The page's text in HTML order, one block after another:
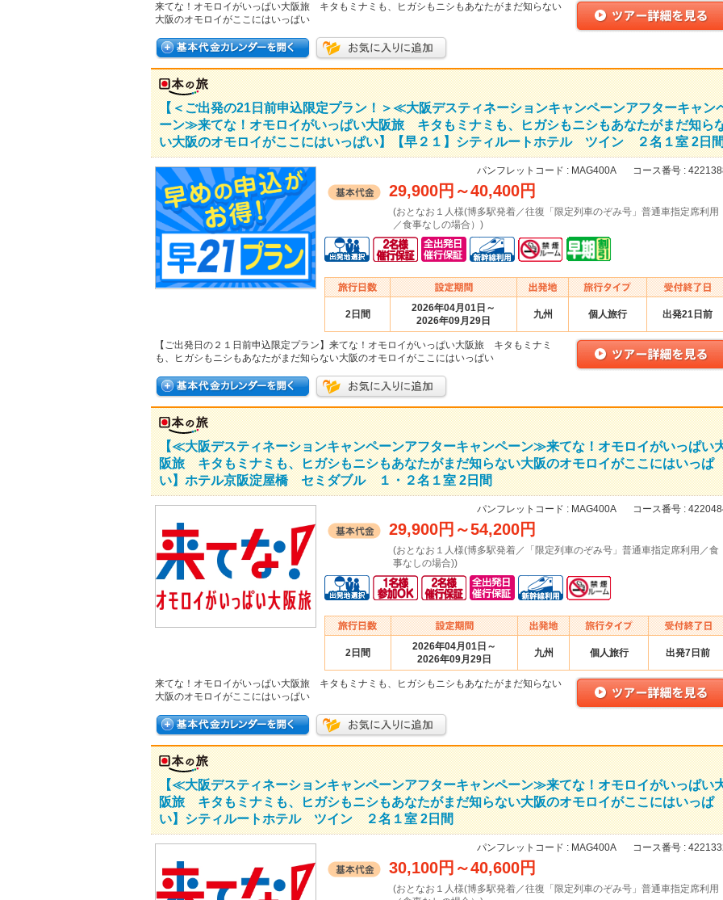
来てな！オモロイがいっぱい大阪旅 キタもミナミも、ヒガシもニシもあなたがまだ知らない
大阪のオモロイがここにはいっぱい
【＜ご出発の21日前申込限定プラン！＞≪大阪デスティネーションキャンペーンアフターキャン
ーン≫来てな！オモロイがいっぱい大阪旅 キタもミナミも、ヒガシもニシもあなたがまだ知ら
い大阪のオモロイがここにはいっぱい】【早２１】シティルートホテル ツイン ２名１室 2日
パンフレットコード : MAG400A コース番号 :
29,900円 ～40,400円
(おとなお１人様(博多駅発着／往復「限定列車のぞみ号」普通車指定席利用
／食事なしの場合）)
2日間
2026年04月01日～
2026年09月29日
九州 個人旅行 出発21日前
【ご出発日の２１日前申込限定プラン】来てな！オモロイがいっぱい大阪旅 キタもミナミ
も、ヒガシもニシもあなたがまだ知らない大阪のオモロイがここにはいっぱい
【≪大阪デスティネーションキャンペーンアフターキャンペーン≫来てな！オモロイがいっぱい
阪旅 キタもミナミも、ヒガシもニシもあなたがまだ知らない大阪のオモロイがここにはいっぱ
い】ホテル京阪淀屋橋 セミダブル １・２名１室 2日間
パンフレットコード : MAG400A コース番号 :
29,900円 ～54,200円
(おとなお１人様(博多駅発着／「限定列車のぞみ号」普通車指定席利用／食
事なしの場合))
2日間
2026年04月01日～
2026年09月29日
九州 個人旅行 出発7日前
来てな！オモロイがいっぱい大阪旅 キタもミナミも、ヒガシもニシもあなたがまだ知らない
大阪のオモロイがここにはいっぱい
【≪大阪デスティネーションキャンペーンアフターキャンペーン≫来てな！オモロイがいっぱい
阪旅 キタもミナミも、ヒガシもニシもあなたがまだ知らない大阪のオモロイがここにはいっぱ
い】シティルートホテル ツイン ２名１室 2日間
パンフレットコード : MAG400A コース番号 :
30,100円 ～40,600円
(おとなお１人様(博多駅発着／往復「限定列車のぞみ号」普通車指定席利用